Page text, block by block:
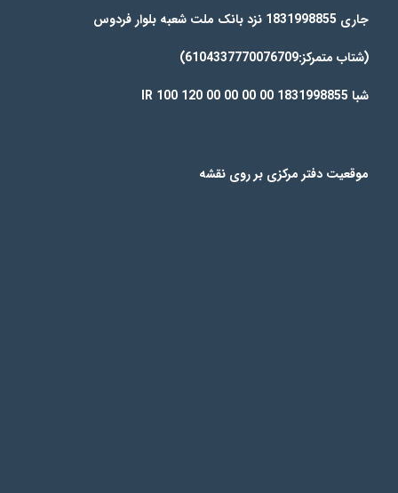
جاری 1831998855 نزد بانک ملت شعبه بلوار فردوس
(شتاب متمرکز:6104337770076709)
شبا IR 100 120 00 00 00 00 1831998855
موقعیت دفتر مرکزی بر روی نقشه